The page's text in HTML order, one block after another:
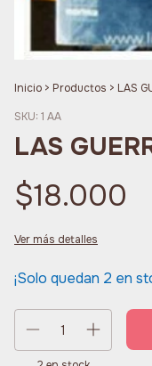
Inicio > Productos > LAS
SKU: 1 AA
LAS
$18.000
Ver más detalles
¡Solo quedan 2 en